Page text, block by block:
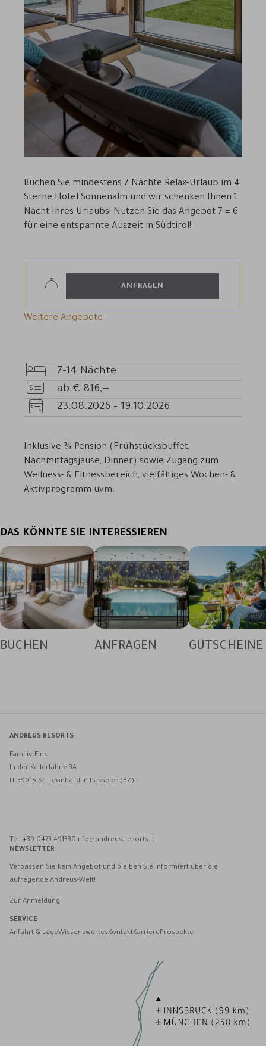
Buchen Sie mindestens 7 Nächte Relax-Urlaub im 4
Sterne Hotel Sonnenalm und wir schenken Ihnen 1
Nacht Ihres Urlaubs! Nutzen Sie das Angebot 7 = 6
für eine entspannte Auszeit in Südtirol!
ANFRAGEN
Weitere Angebote
Übernachtungen
7-14 Nächte
Preis
ab € 816,—
Verfügbarkeit
23.08.2026 - 19.10.2026
Inklusive ¾ Pension (Frühstücksbuffet,
Nachmittagsjause, Dinner) sowie Zugang zum
Wellness- & Fitnessbereich, vielfältiges Wochen- &
Aktivprogramm uvm.
DAS KÖNNTE SIE INTERESSIEREN
BUCHEN ANFRAGEN GUTSCHEINE
ANDREUS RESORTS
Familie Fink
In der Kellerlahne 3A
IT-39015 St. Leonhard in Passeier (BZ)
Tel. +39 0473 491330info@andreus-resorts.it
NEWSLETTER
Verpassen Sie kein Angebot und bleiben Sie informiert über die
aufregende Andreus-Welt!
Zur Anmeldung
SERVICE
Anfahrt & LageWissenswertesKontaktKarriereProspekte